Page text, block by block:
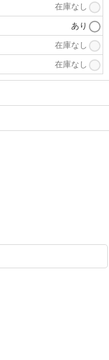
在庫なし
あり
在庫なし
在庫なし